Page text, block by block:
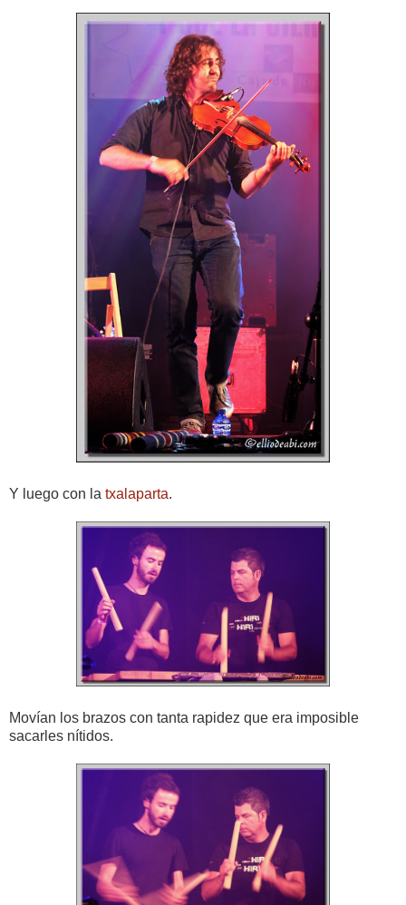
Y luego con la txalaparta.
Movían los brazos con tanta rapidez que era imposible
sacarles nítidos.